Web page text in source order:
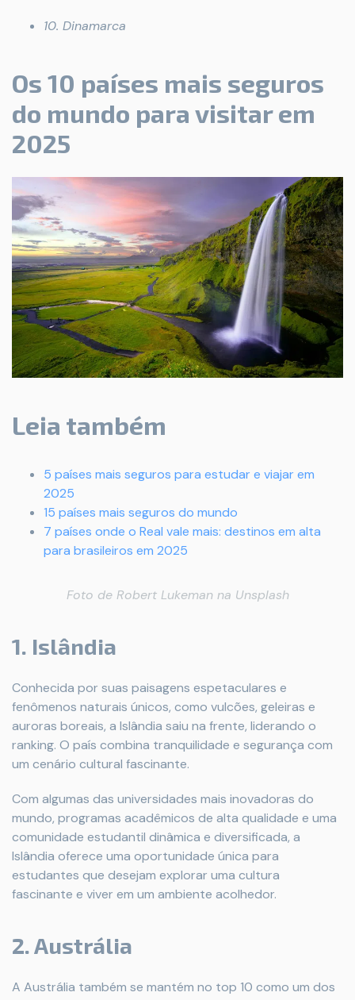
10. Dinamarca
Os 10 países mais seguros
do mundo para visitar em
2025
Leia também
5 países mais seguros para estudar e viajar em
2025
15 países mais seguros do mundo
7 países onde o Real vale mais: destinos em alta
para brasileiros em 2025
Foto de Robert Lukemanna Unsplash
1. Islândia
Conhecida por suas paisagens espetaculares e
fenômenos naturais únicos, como vulcões, geleiras e
auroras boreais, a Islândia saiu na frente, liderando o
ranking. O país combina tranquilidade e segurança com
um cenário cultural fascinante.
Com algumas das universidades mais inovadoras do
mundo, programas acadêmicos de alta qualidade e uma
comunidade estudantil dinâmica e diversificada, a
Islândia oferece uma oportunidade única para
estudantes que desejam explorar uma cultura
fascinante e viver em um ambiente acolhedor.
2. Austrália
A Austrália também se mantém no top 10 como um dos